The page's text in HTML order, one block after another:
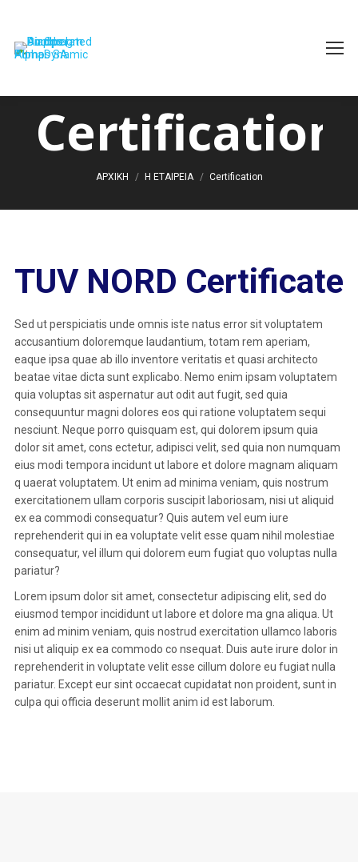
You are here:
ΑΡΧΙΚΗ Η ΕΤΑΙΡΕΙΑ Certification
TUV NORD Certificate
Sed ut perspiciatis unde omnis iste natus error sit voluptatem
accusantium doloremque laudantium, totam rem aperiam,
eaque ipsa quae ab illo inventore veritatis et quasi architecto
beatae vitae dicta sunt explicabo. Nemo enim ipsam voluptatem
quia voluptas sit aspernatur aut odit aut fugit, sed quia
consequuntur magni dolores eos qui ratione voluptatem sequi
nesciunt. Neque porro quisquam est, qui dolorem ipsum quia
dolor sit amet, cons ectetur, adipisci velit, sed quia non numquam
eius modi tempora incidunt ut labore et dolore magnam aliquam
q uaerat voluptatem. Ut enim ad minima veniam, quis nostrum
exercitationem ullam corporis suscipit laboriosam, nisi ut aliquid
ex ea commodi consequatur? Quis autem vel eum iure
reprehenderit qui in ea voluptate velit esse quam nihil molestiae
consequatur, vel illum qui dolorem eum fugiat quo voluptas nulla
pariatur?
Lorem ipsum dolor sit amet, consectetur adipiscing elit, sed do
eiusmod tempor incididunt ut labore et dolore ma gna aliqua. Ut
enim ad minim veniam, quis nostrud exercitation ullamco laboris
nisi ut aliquip ex ea commodo co nsequat. Duis aute irure dolor in
reprehenderit in voluptate velit esse cillum dolore eu fugiat nulla
pariatur. Except eur sint occaecat cupidatat non proident, sunt in
culpa qui officia deserunt mollit anim id est laborum.